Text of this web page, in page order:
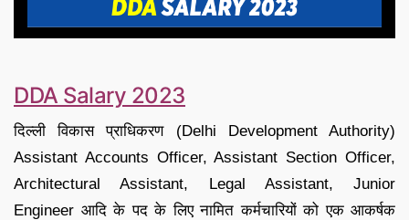
DDA Salary 2023
दिल्ली विकास प्राधिकरण (Delhi Development Authority)
Assistant Accounts Officer, Assistant Section Officer,
Architectural Assistant, Legal Assistant, Junior
Engineer आदि के पद के लिए नामित कर्मचारियों को एक आकर्षक